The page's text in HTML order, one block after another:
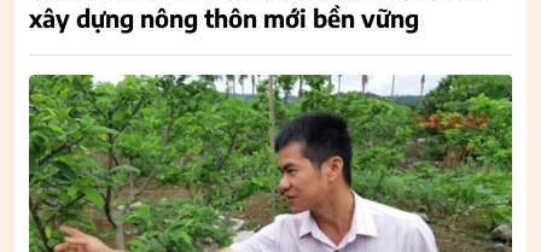
xây dựng nông thôn mới bền vững